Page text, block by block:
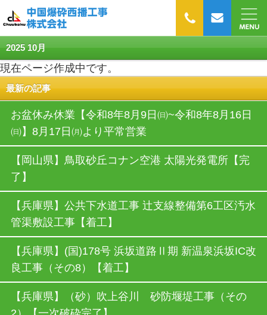
2025 10月
現在ページ作成中です。
最新の記事
お盆休み休業【令和8年8月9日㈰~令和8年8月16日
㈰】8月17日㈪より平常営業
【岡山県】⿃取砂丘コナン空港 太陽光発電所【完
了】
【兵庫県】公共下水道工事 辻支線整備第6工区汚水
管渠敷設工事【着工】
【兵庫県】(国)178号 浜坂道路Ⅱ期 新温泉浜坂IC改
良工事（その8）【着工】
【兵庫県】（砂）吹上谷川 砂防堰堤工事（その